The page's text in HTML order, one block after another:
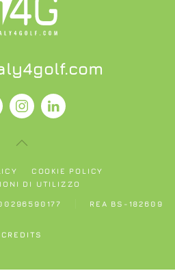
COOKIE POLICY
DI UTILIZZO
REA BS-182609
CREDITS